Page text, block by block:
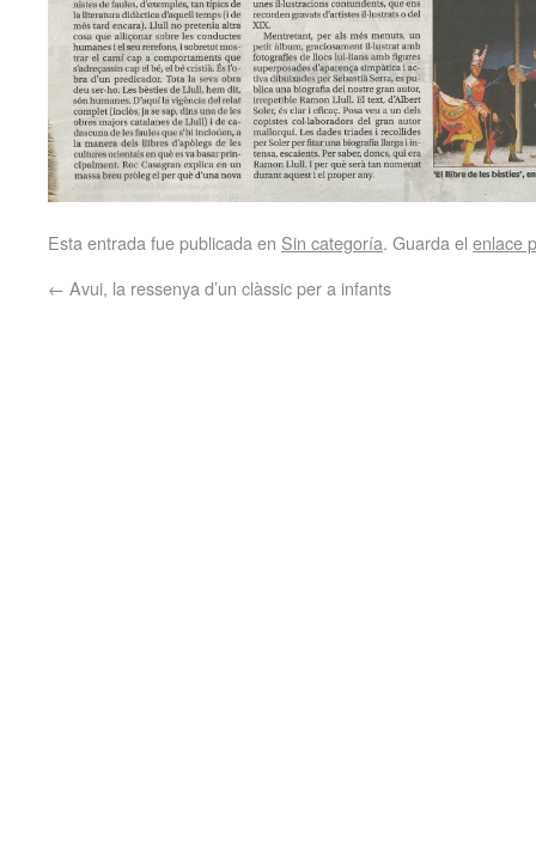
Esta entrada fue publicada en Sin categoría. Guarda el enlace
← Avui, la ressenya d’un clàssic per a infants